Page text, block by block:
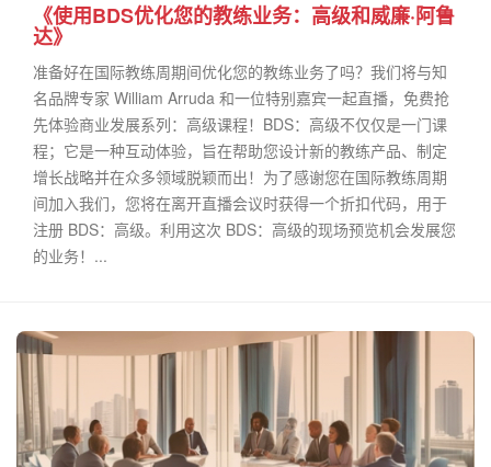
《使用BDS优化您的教练业务：高级和威廉·阿鲁
达》
准备好在国际教练周期间优化您的教练业务了吗？我们将与知
名品牌专家 William Arruda 和一位特别嘉宾一起直播，免费抢
先体验商业发展系列：高级课程！BDS：高级不仅仅是一门课
程；它是一种互动体验，旨在帮助您设计新的教练产品、制定
增长战略并在众多领域脱颖而出！为了感谢您在国际教练周期
间加入我们，您将在离开直播会议时获得一个折扣代码，用于
注册 BDS：高级。利用这次 BDS：高级的现场预览机会发展您
的业务！...